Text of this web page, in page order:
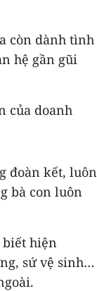
còn dành tình
hệ gần gũi
của doanh
đoàn kết, luôn
bà con luôn
biết hiện
sứ vệ sinh…